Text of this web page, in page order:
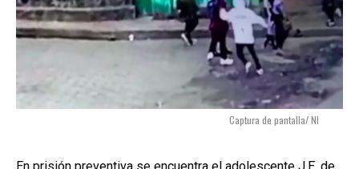
Captura de pantalla/ NI